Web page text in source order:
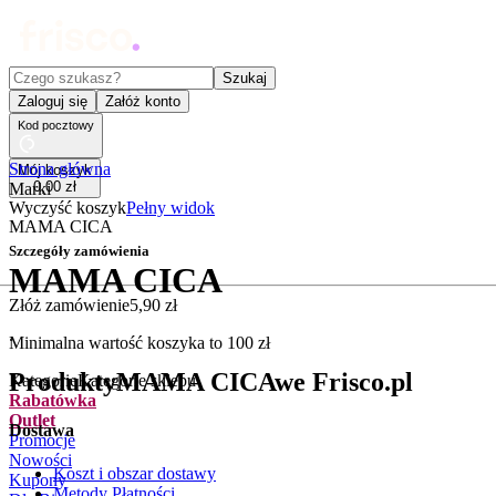
Czego szukasz?
Szukaj
Zaloguj się
Załóż konto
Kod pocztowy
Mój koszyk
0,00 zł
Wyczyść koszykPełny widok
Szczegóły zamówienia
Złóż zamówienie5,90 zł
Minimalna wartość koszyka to 100 zł
KategorieKategorie sklepu
Rabatówka
Outlet
Promocje
Nowości
Kupony
Strona główna
Marki
MAMA CICA
MAMA CICA
.
ProduktyMAMA CICAwe Frisco.pl
Dostawa
Koszt i obszar dostawy